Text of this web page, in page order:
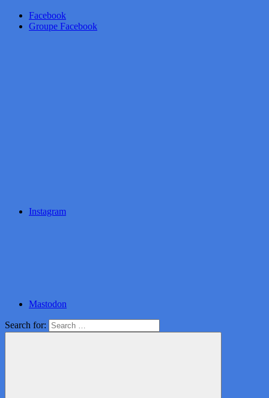
Facebook
Groupe Facebook
Instagram
Mastodon
Search for: